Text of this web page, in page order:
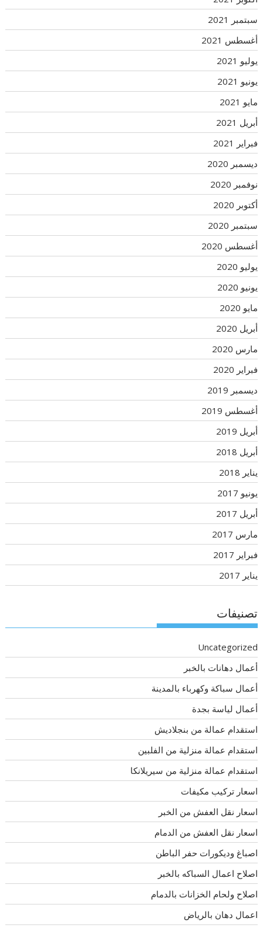
سبتمبر 2021
أغسطس 2021
يوليو 2021
يونيو 2021
مايو 2021
أبريل 2021
فبراير 2021
ديسمبر 2020
نوفمبر 2020
أكتوبر 2020
سبتمبر 2020
أغسطس 2020
يوليو 2020
يونيو 2020
مايو 2020
أبريل 2020
مارس 2020
فبراير 2020
ديسمبر 2019
أغسطس 2019
أبريل 2019
أبريل 2018
يناير 2018
يونيو 2017
أبريل 2017
مارس 2017
فبراير 2017
يناير 2017
تصنيفات
Uncategorized
أعمال دهانات بالخبر
أعمال سباكة وكهرباء بالمدينة
أعمال لياسة بجدة
استقدام عمالة من بنجلاديش
استقدام عمالة منزلية من الفلبين
استقدام عمالة منزلية من سيريلانكا
اسعار تركيب مكيفات
اسعار نقل العفش من الخبر
اسعار نقل العفش من الدمام
اصباغ وديكورات حفر الباطن
اصلاح اعمال السباكه بالخبر
اصلاح ولحام الخزانات بالدمام
اعمال دهان بالرياض